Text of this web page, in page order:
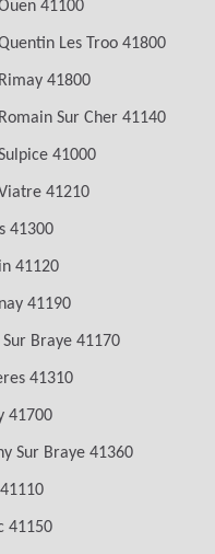
41100
Les Troo 41800
41800
Sur Cher 41140
41000
41210
41300
41120
41190
Braye 41170
41310
41700
Sur Braye 41360
41150